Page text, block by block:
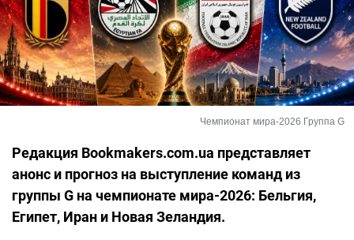
Чемпионат мира-2026 Группа G
Редакция Bookmakers.com.ua представляет
анонс и прогноз на выступление команд из
группы G на чемпионате мира-2026: Бельгия,
Египет, Иран и Новая Зеландия.